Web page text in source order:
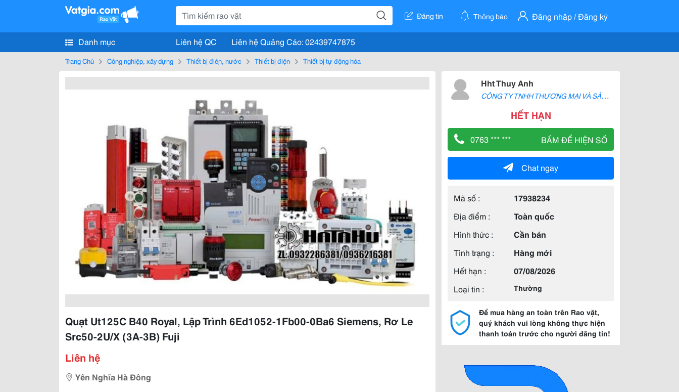
Đăng tin Thông báo Đăng nhập / Đăng ký
Danh mục Liên hệ QC Liên hệ Quảng Cáo: 02439747875
Trang Chủ Công nghiệp, xây dựng Thiết bị điện, nước Thiết bị điện Thiết bị tự động hóa
Quạt Ut125C B40 Royal, Lập Trình 6Ed1052-1Fb00-0Ba6 Siemens, Rơ Le
Src50-2U/X (3A-3B) Fuji
Liên hệ
Yên Nghĩa Hà Đông
Hht Thuy Anh
C
ÔNG TY TNHH THƯƠNG MẠI VÀ SẢN XUẤT H2T
HẾT HẠN
0763 *** *** BẤM ĐỂ HIỆN SỐ
Chat ngay
Mã số :
17938234
Địa điểm :
Toàn quốc
Hình thức :
Cần bán
Tình trạng :
Hàng mới
Hết hạn :
07/08/2026
Loại tin :
Thường
Để mua hàng an toàn trên Rao vặt,
quý khách vui lòng không thực hiện
thanh toán trước cho người đăng tin!